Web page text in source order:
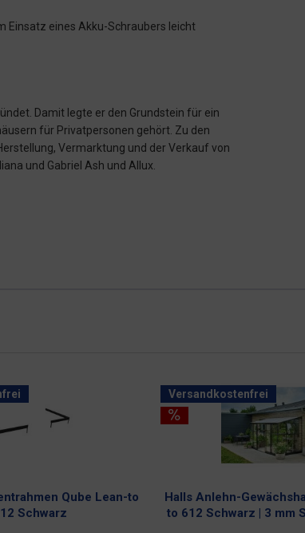
Einsatz eines Akku-Schraubers leicht
Damit legte er den Grundstein für ein
für Privatpersonen gehört. Zu den
Vermarktung und der Verkauf von
und Gabriel Ash und Allux.
Qube Lean-to
Schwarz
Versandkostenfrei
Halls Anlehn-
to 612 Schwarz | 3 mm